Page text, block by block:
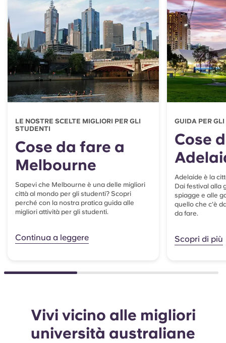
LE NOSTRE SCELTE MIGLIORI PER GLI
STUDENTI
Cose da fare a
Melbourne
Sapevi che Melbourne è una delle migliori
città al mondo per gli studenti? Scopri
perché con la nostra pratica guida alle
migliori attività per gli studenti.
Continua a leggere
GUIDA PER
Cose
Adelaide è la
Dai festival alla
spiagge e alle
quello che c'è
da fare.
Scopri di più
Vivi vicino alle migliori
università australiane